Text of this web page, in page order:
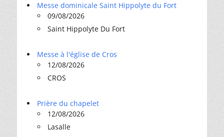
Messe dominicale Saint Hippolyte du Fort
09/08/2026
Saint Hippolyte Du Fort
Messe à l'église de Cros
12/08/2026
CROS
Prière du chapelet
12/08/2026
Lasalle